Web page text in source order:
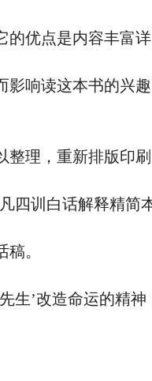
优点是内容丰富
响读这本书的兴
理，重新排版印
四训白话解释精简
。
生’改造命运的精